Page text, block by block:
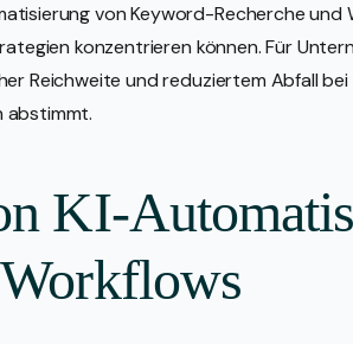
von Keyword-Recherche und
konzentrieren können. Für
Reichweite und reduziertem Abfall
abstimmt.
KI-